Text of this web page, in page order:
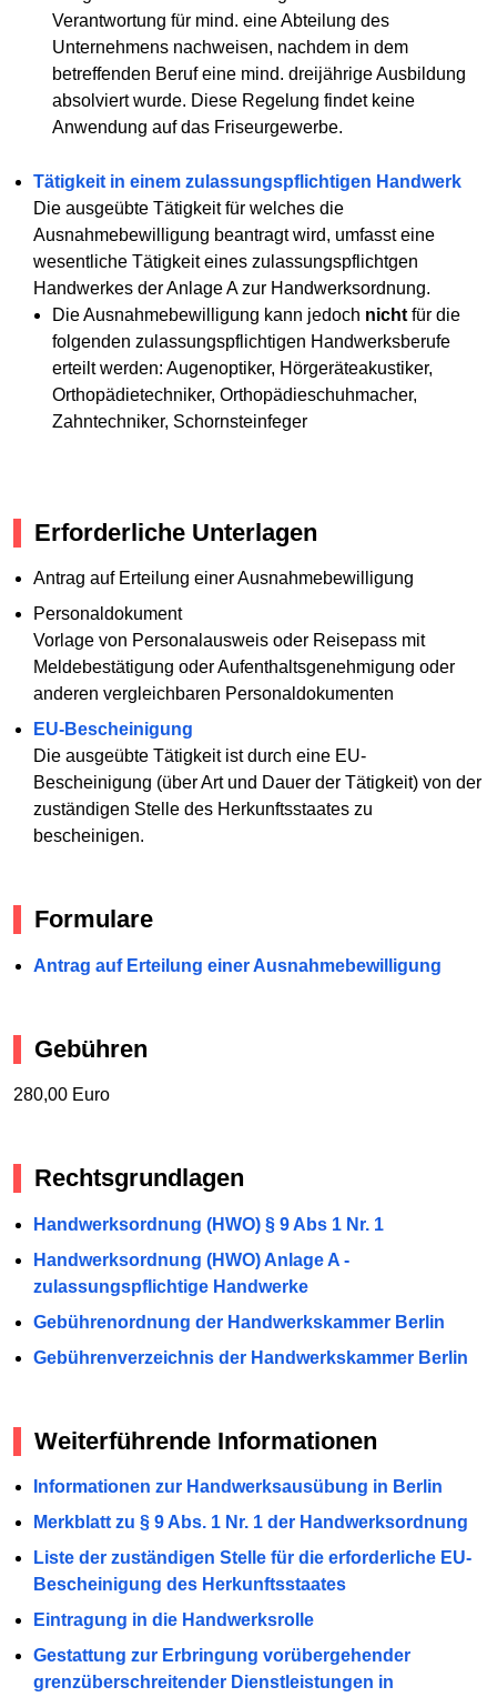
Verantwortung für mind. eine Abteilung des
Unternehmens nachweisen, nachdem in dem
betreffenden Beruf eine mind. dreijährige Ausbildung
absolviert wurde. Diese Regelung findet keine
Anwendung auf das Friseurgewerbe.
Tätigkeit in einem zulassungspflichtigen Handwerk
Die ausgeübte Tätigkeit für welches die
Ausnahmebewilligung beantragt wird, umfasst eine
wesentliche Tätigkeit eines zulassungspflichtgen
Handwerkes der Anlage A zur Handwerksordnung.
Die Ausnahmebewilligung kann jedoch nicht für die
folgenden zulassungspflichtigen Handwerksberufe
erteilt werden: Augenoptiker, Hörgeräteakustiker,
Orthopädietechniker, Orthopädieschuhmacher,
Zahntechniker, Schornsteinfeger
Erforderliche Unterlagen
Antrag auf Erteilung einer Ausnahmebewilligung
Personaldokument
Vorlage von Personalausweis oder Reisepass mit
Meldebestätigung oder Aufenthaltsgenehmigung oder
anderen vergleichbaren Personaldokumenten
EU-Bescheinigung
Die ausgeübte Tätigkeit ist durch eine EU-
Bescheinigung (über Art und Dauer der Tätigkeit) von der
zuständigen Stelle des Herkunftsstaates zu
bescheinigen.
Formulare
Antrag auf Erteilung einer Ausnahmebewilligung
Gebühren
280,00 Euro
Rechtsgrundlagen
Handwerksordnung (HWO) § 9 Abs 1 Nr. 1
Handwerksordnung (HWO) Anlage A -
zulassungspflichtige Handwerke
Gebührenordnung der Handwerkskammer Berlin
Gebührenverzeichnis der Handwerkskammer Berlin
Weiterführende Informationen
Informationen zur Handwerksausübung in Berlin
Merkblatt zu § 9 Abs. 1 Nr. 1 der Handwerksordnung
Liste der zuständigen Stelle für die erforderliche EU-
Bescheinigung des Herkunftsstaates
Eintragung in die Handwerksrolle
Gestattung zur Erbringung vorübergehender
grenzüberschreitender Dienstleistungen in